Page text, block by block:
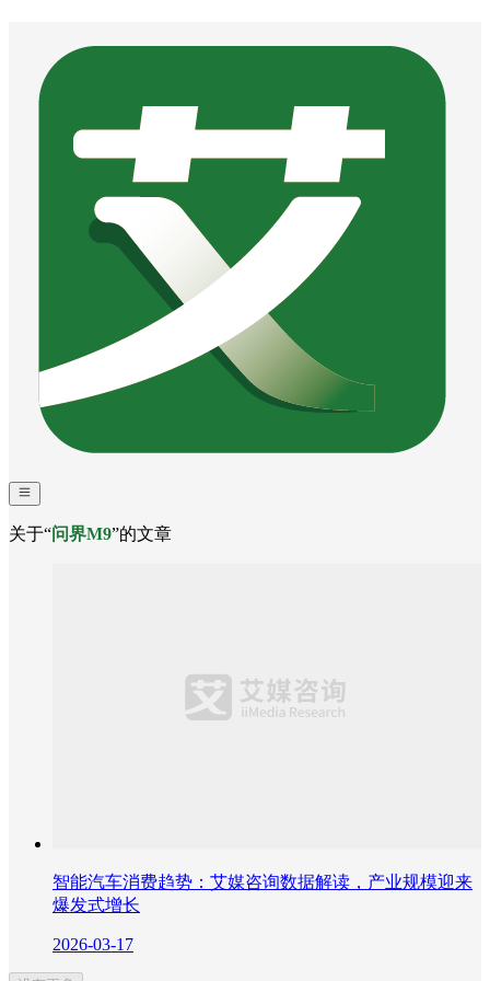
关于“问界M9”的文章
智能汽车消费趋势：艾媒咨询数据解读，产业规模迎来
爆发式增长
2026-03-17